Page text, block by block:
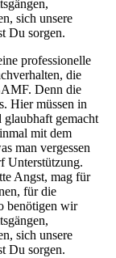
sich unsere
Du sorgen.
professionelle
die
Denn die
Hier müssen in
gemacht
mit dem
man vergessen
Unterstützung.
Angst, mag für
für die
benötigen wir
sich unsere
Du sorgen.